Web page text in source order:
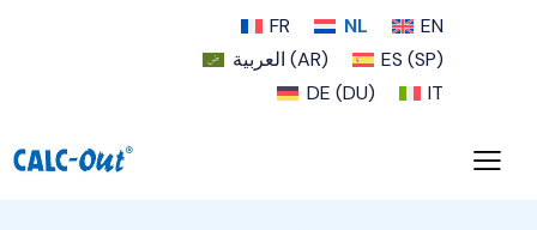
FR NL
EN
العربية (AR) ES (SP)
DE (DU) IT